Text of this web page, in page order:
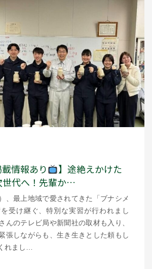
載情報あり
】途絶えかけた
世代へ！先輩か…
、最上地域で愛されてきた「ブナシメ
受け継ぐ、特別な実習が行われまし
んのテレビ局や新聞社の取材も入り、
張しながらも、生き生きとした頼もし
れまし…